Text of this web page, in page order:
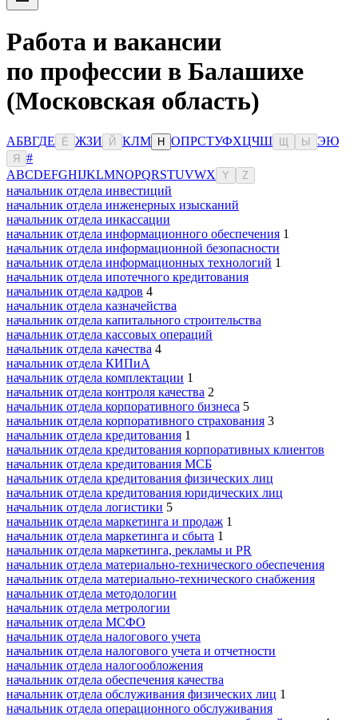
Работа и вакансии
по профессии в Балашихе
(Московская область)
АБВГДЕ Ё ЖЗИ Й КЛМ Н ОПРСТУФХЦЧШ Ы ЭЮ
Я
#
ABCDEFGHIJKLMNOPQRSTUVWX Y Z
начальник отдела инвестиций
начальник отдела инженерных изысканий
начальник отдела инкассации
начальник отдела информационного обеспечения 1
начальник отдела информационной безопасности
начальник отдела информационных технологий 1
начальник отдела ипотечного кредитования
начальник отдела кадров 4
начальник отдела казначейства
начальник отдела капитального строительства
начальник отдела кассовых операций
начальник отдела качества 4
начальник отдела КИПиА
начальник отдела комплектации 1
начальник отдела контроля качества 2
начальник отдела корпоративного бизнеса 5
начальник отдела корпоративного страхования 3
начальник отдела кредитования 1
начальник отдела кредитования корпоративных клиентов
начальник отдела кредитования МСБ
начальник отдела кредитования физических лиц
начальник отдела кредитования юридических лиц
начальник отдела логистики 5
начальник отдела маркетинга и продаж 1
начальник отдела маркетинга и сбыта 1
начальник отдела маркетинга, рекламы и PR
начальник отдела материально-технического обеспечения
начальник отдела материально-технического снабжения
начальник отдела методологии
начальник отдела метрологии
начальник отдела МСФО
начальник отдела налогового учета
начальник отдела налогового учета и отчетности
начальник отдела налогообложения
начальник отдела обеспечения качества
начальник отдела обслуживания физических лиц 1
начальник отдела операционного обслуживания